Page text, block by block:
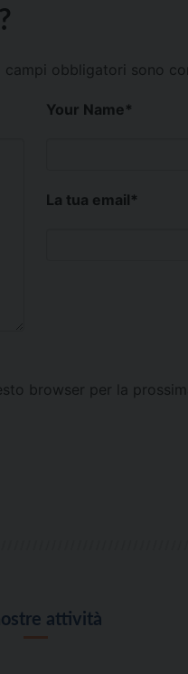
I campi obbligatori sono
Your Name*
La tua email*
browser per la
attività